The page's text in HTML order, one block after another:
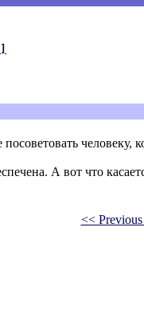
человеку,
А вот что
<<